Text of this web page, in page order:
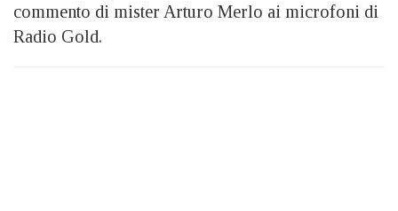
commento di mister Arturo Merlo ai microfoni di
Radio Gold.